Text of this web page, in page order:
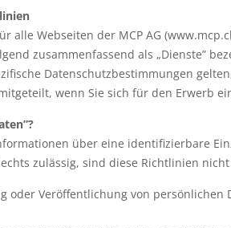
alle Webseiten der MCP AG
zusammenfassend als „Dienste”
Datenschutzbestimmungen
wenn Sie sich für den Erwerb
über eine identifizierbare
zulässig, sind diese Richtlinien
oder Veröffentlichung von